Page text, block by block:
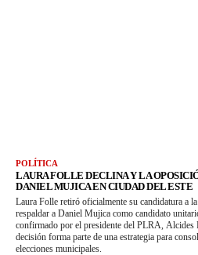
POLÍTICA
LAURA FOLLE DECLINA Y LA
DANIEL MUJICA EN CIUDAD DEL ESTE
Laura Folle retiró oficialmente su candidatura a
respaldar a Daniel Mujica como candidato
confirmado por el presidente del PLRA, Alcides
decisión forma parte de una estrategia para
elecciones municipales.